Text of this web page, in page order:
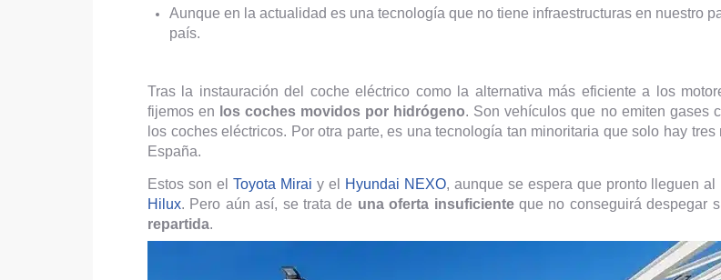
Aunque en la actualidad es una tecnología que no tiene infraestructuras en nuestro
país.
Tras la instauración del coche eléctrico como la alternativa más eficiente a los
fijemos en los coches movidos por hidrógeno. Son vehículos que no emiten gases
los coches eléctricos. Por otra parte, es una tecnología tan minoritaria que solo hay
España.
Estos son el Toyota Mirai y el Hyundai NEXO, aunque se espera que pronto lleguen
Hilux. Pero aún así, se trata de una oferta insuficienteque no conseguirá despegar
repartida.